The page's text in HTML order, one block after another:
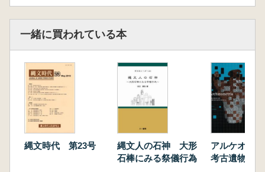
岩手県報 八木 勝枝
宮城県報 相原 淳一
瓦吹 堅 茨城県報告
加藤 元康 東京都報告
千葉 毅 神奈川県報告
伊藤 正人 愛知県報告
大野 薫 大阪府・兵庫県報告
一緒に買われている本
縄文時代 第23号
縄文人の石神 大形
石棒にみる祭儀行為
アルケオメ
考古遺物と